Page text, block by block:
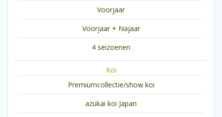
Voorjaar
Voorjaar + Najaar
4 seizoenen
Koi
Premiumcollectie/show koi
azukai koi Japan